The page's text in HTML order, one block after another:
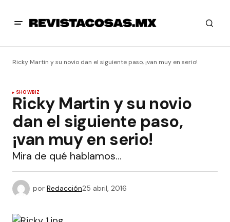
Ricky Martin y su novio dan el siguiente paso, ¡van muy en serio!
SHOWBIZ
Ricky Martin y su novio
dan el siguiente paso,
¡van muy en serio!
Mira de qué hablamos…
por Redacción25 abril, 2016